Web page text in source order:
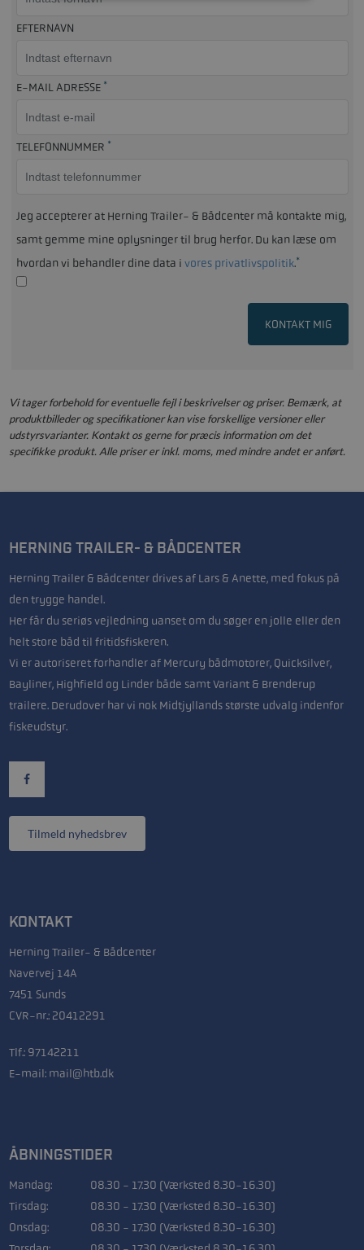
EFTERNAVN
E-MAIL ADRESSE *
TELEFONNUMMER *
Jeg accepterer at Herning Trailer- & Bådcenter må kontakte mig,
samt gemme mine oplysninger til brug herfor. Du kan læse om
hvordan vi behandler dine data i vores privatlivspolitik.*
KONTAKT MIG
Vi tager forbehold for eventuelle fejl i beskrivelser og priser. Bemærk, at
produktbilleder og specifikationer kan vise forskellige versioner eller
udstyrsvarianter. Kontakt os gerne for præcis information om det
specifikke produkt. Alle priser er inkl. moms, med mindre andet er anført.
HERNING TRAILER- & BÅDCENTER
Herning Trailer & Bådcenter drives af Lars & Anette, med fokus på
den trygge handel.
Her får du seriøs vejledning uanset om du søger en jolle eller den
helt store båd til fritidsfiskeren.
Vi er autoriseret forhandler af Mercury bådmotorer, Quicksilver,
Bayliner, Highfield og Linder både samt Variant & Brenderup
trailere. Derudover har vi nok Midtjyllands største udvalg indenfor
fiskeudstyr.
Tilmeld nyhedsbrev
KONTAKT
Herning Trailer- & Bådcenter
Navervej 14A
7451 Sunds
CVR-nr.: 20412291
Tlf.: 97142211
E-mail: mail@htb.dk
ÅBNINGSTIDER
Mandag:
08.30 - 17.30 (Værksted 8.30-16.30)
Tirsdag:
08.30 - 17.30 (Værksted 8.30-16.30)
Onsdag:
08.30 - 17.30 (Værksted 8.30-16.30)